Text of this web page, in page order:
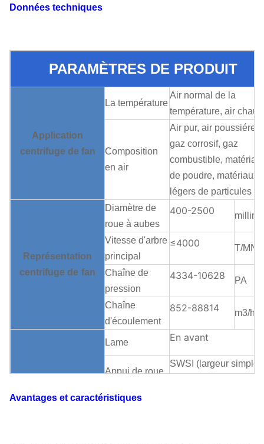
Données techniques
PARAMÈTRES DE PRODUIT
Application
centrifuge de fan
La température
Air normal de la
température, air chaud
Composition
en air
Air pur, air
gaz corrosif, gaz
combustible,
de poudre, matériaux
légers de particules
Représentation
centrifuge de fan
Diamètre de
roue à aubes
400-2500
Vitesse d'arbre
principal
≤4000 T/MN
Chaîne de
pression
4334-10628 PA
Chaîne
d'écoulement
852-88814 m3/h
Lame En avant
Appui de roue
SWSI (largeur simple,
Avantages et caractéristiques